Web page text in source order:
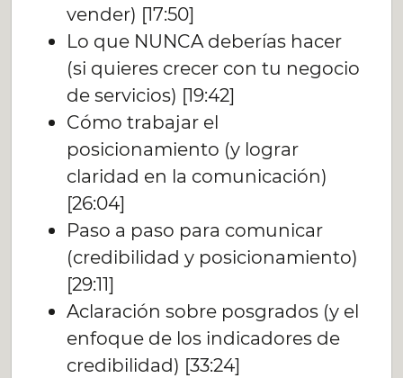
vender) [17:50]
Lo que NUNCA deberías hacer
(si quieres crecer con tu negocio
de servicios) [19:42]
Cómo trabajar el
posicionamiento (y lograr
claridad en la comunicación)
[26:04]
Paso a paso para comunicar
(credibilidad y posicionamiento)
[29:11]
Aclaración sobre posgrados (y el
enfoque de los indicadores de
credibilidad) [33:24]